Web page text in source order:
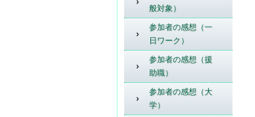
般対象）
参加者の感想（一
日ワーク）
参加者の感想（援
助職）
参加者の感想（大
学）